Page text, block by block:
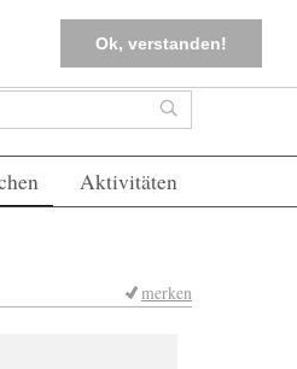
Ok, verstanden!
FAQs Einloggen
Suche
Aktivitäten
merken